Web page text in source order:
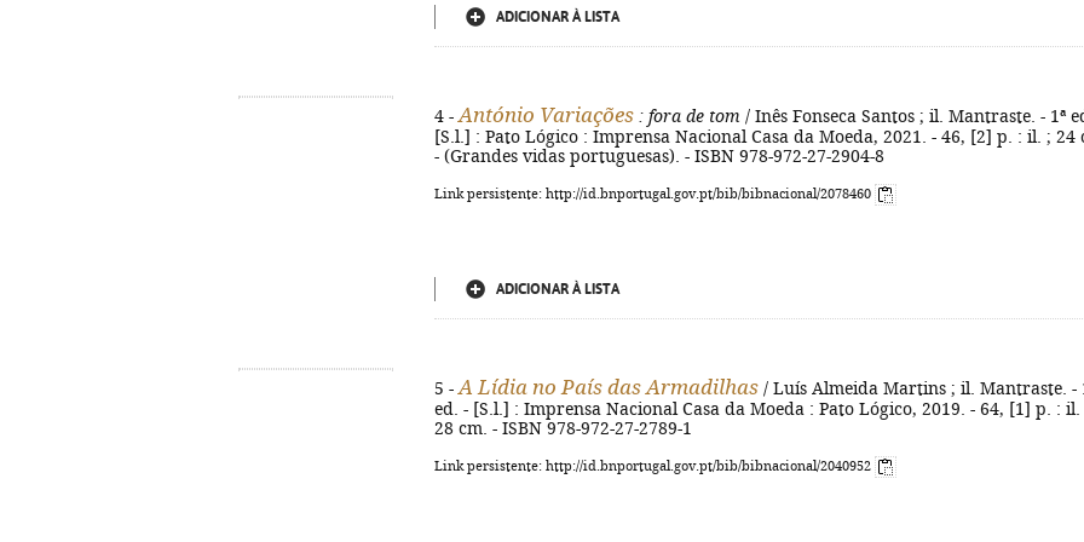
ADICIONAR À LISTA
4 - António Variações : fora de tom / Inês Fonseca Santos ; il. Mantraste. - 1ª
[S.l.] : Pato Lógico : Imprensa Nacional Casa da Moeda, 2021. - 46, [2] p. : il. ; 24
- (Grandes vidas portuguesas). - ISBN 978-972-27-2904-8
Link persistente: http://id.bnportugal.gov.pt/bib/bibnacional/2078460
ADICIONAR À LISTA
5 - A Lídia no País das Armadilhas / Luís Almeida Martins ; il. Mantraste. -
ed. - [S.l.] : Imprensa Nacional Casa da Moeda : Pato Lógico, 2019. - 64, [1] p. : il.
28 cm. - ISBN 978-972-27-2789-1
Link persistente: http://id.bnportugal.gov.pt/bib/bibnacional/2040952